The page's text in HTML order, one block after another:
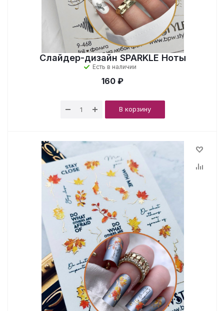
Слайдер-дизайн SPARKLE Ноты
Есть в наличии
160 ₽
В корзину